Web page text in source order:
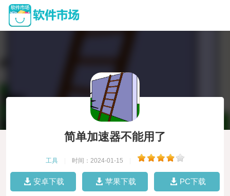
简单加速器不能用了
工具 时间：2024-01-15
安卓下载 苹果下载 PC下载